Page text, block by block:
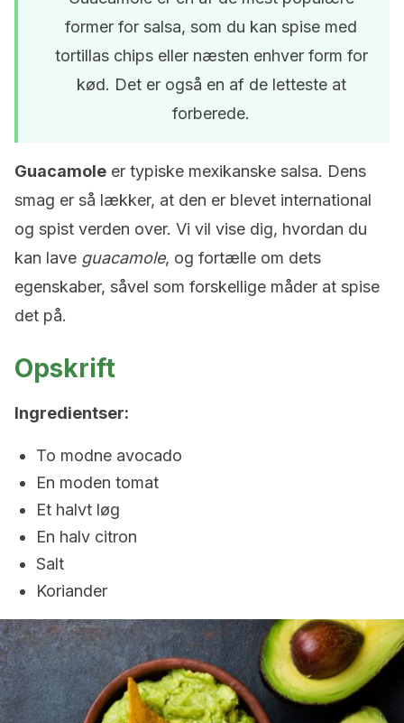
former for salsa, som du kan spise med
tortillas chips eller næsten enhver form for
kød. Det er også en af de letteste at
forberede.
Guacamole er typiske mexikanske salsa. Dens
smag er så lækker, at den er blevet international
og spist verden over. Vi vil vise dig, hvordan du
kan lave guacamole, og fortælle om dets
egenskaber, såvel som forskellige måder at spise
det på.
Opskrift
Ingredientser:
To modne avocado
En moden tomat
Et halvt løg
En halv citron
Salt
Koriander